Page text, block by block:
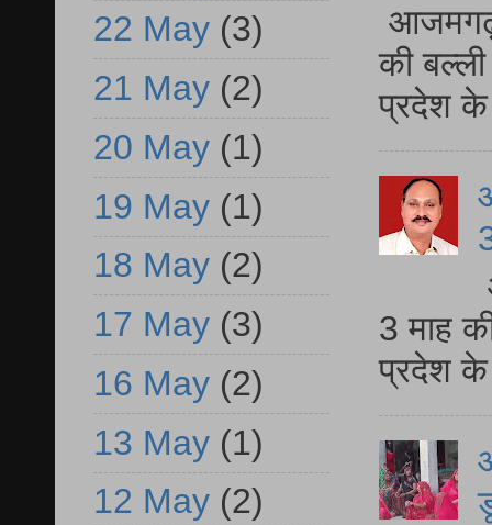
आजमगढ़
की
प्रदेश
3 माह
प्रदेश
22 May (3)
21 May (2)
20 May (1)
19 May (1)
18 May (2)
17 May (3)
16 May (2)
13 May (1)
12 May (2)